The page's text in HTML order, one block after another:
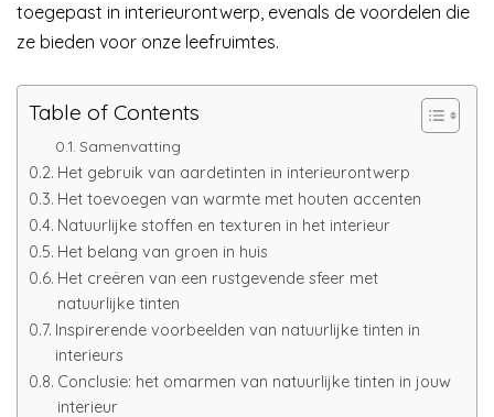
toegepast in interieurontwerp, evenals de voordelen die
ze bieden voor onze leefruimtes.
Table of Contents
Samenvatting
Het gebruik van aardetinten in interieurontwerp
Het toevoegen van warmte met houten accenten
Natuurlijke stoffen en texturen in het interieur
Het belang van groen in huis
Het creëren van een rustgevende sfeer met
natuurlijke tinten
Inspirerende voorbeelden van natuurlijke tinten in
interieurs
Conclusie: het omarmen van natuurlijke tinten in jouw
interieur